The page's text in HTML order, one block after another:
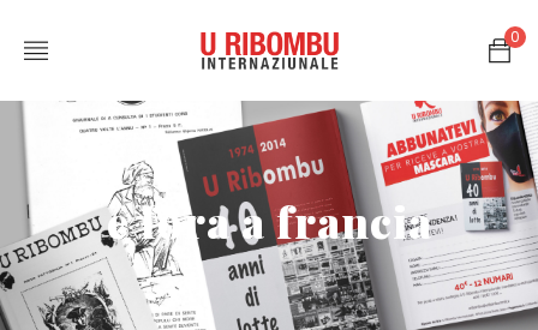
0
e fora a francia